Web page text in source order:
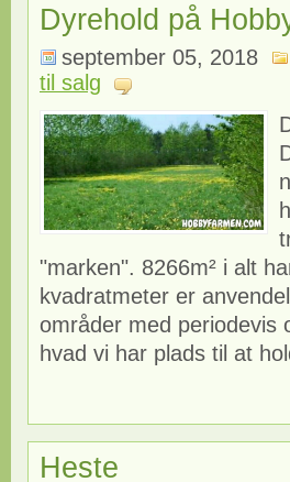
Dyrehold på
september 05, 2018
til salg
"marken". 8266m² i alt
kvadratmeter er
områder med periodevis
hvad vi har plads til at
Heste